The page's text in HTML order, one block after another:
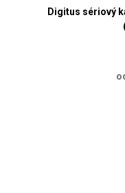
Digitus sériový